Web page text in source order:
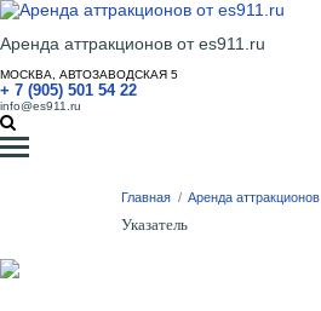
Аренда аттракционов от es911.ru
МОСКВА, АВТОЗАВОДСКАЯ 5
+ 7 (905) 501 54 22
info@es911.ru
Главная / Аренда аттракционов
Указатель